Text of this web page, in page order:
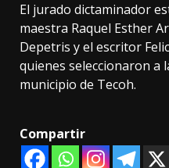
El jurado dictaminador
maestra Raquel Esther
Depetris y el escritor
quienes seleccionaron a
municipio de Tecoh.
Compartir